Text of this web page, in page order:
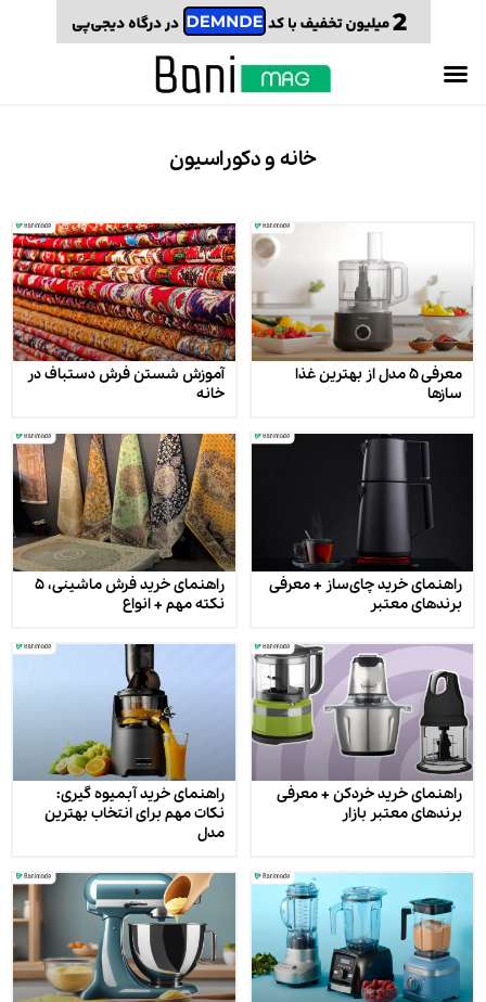
خانه و دکوراسیون
معرفی ۵ مدل از بهترین غذا
سازها
آموزش شستن فرش دستباف در
خانه
راهنمای خرید چای‌ساز + معرفی
برندهای معتبر
راهنمای خرید فرش ماشینی، ۵
نکته مهم + انواع
راهنمای خرید خردکن + معرفی
برندهای معتبر بازار
راهنمای خرید آبمیوه‌ گیری:
نکات مهم برای انتخاب بهترین
مدل